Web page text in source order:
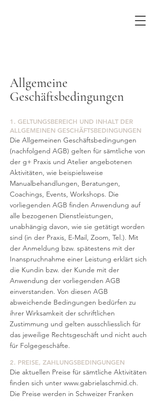
Allgemeine
Geschäftsbedingungen
1. GELTUNGSBEREICH UND INHALT DER
ALLGEMEINEN GESCHÄFTSBEDINGUNGEN
Die Allgemeinen Geschäftsbedingungen
(nachfolgend AGB) gelten für sämtliche von
der g+ Praxis und Atelier angebotenen
Aktivitäten, wie beispielsweise
Manualbehandlungen, Beratungen,
Coachings, Events, Workshops. Die
vorliegenden AGB finden Anwendung auf
alle bezogenen Dienstleistungen,
unabhängig davon, wie sie getätigt worden
sind (in der Praxis, E-Mail, Zoom, Tel.). Mit
der Anmeldung bzw. spätestens mit der
Inanspruchnahme einer Leistung erklärt sich
die Kundin bzw. der Kunde mit der
Anwendung der vorliegenden AGB
einverstanden. Von diesen AGB
abweichende Bedingungen bedürfen zu
ihrer Wirksamkeit der schriftlichen
Zustimmung und gelten ausschliesslich für
das jeweilige Rechtsgeschäft und nicht auch
für Folgegeschäfte.
2. PREISE, ZAHLUNGSBEDINGUNGEN
Die aktuellen Preise für sämtliche Aktivitäten
finden sich unter www.gabrielaschmid.ch.
Die Preise werden in Schweizer Franken